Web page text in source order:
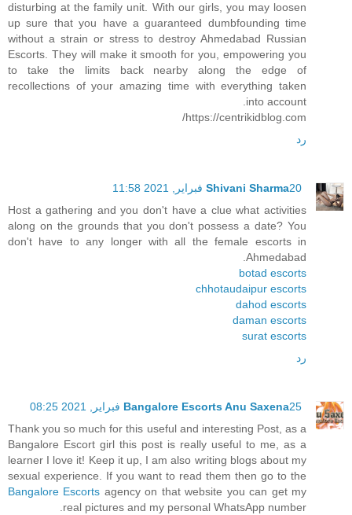
disturbing at the family unit. With our girls, you may loosen
up sure that you have a guaranteed dumbfounding time
without a strain or stress to destroy Ahmedabad Russian
Escorts. They will make it smooth for you, empowering you
to take the limits back nearby along the edge of
recollections of your amazing time with everything taken
into account.
https://centrikidblog.com/
رد
Shivani Sharma20 فبراير, 2021 11:58
Host a gathering and you don't have a clue what activities
along on the grounds that you don't possess a date? You
don't have to any longer with all the female escorts in
Ahmedabad.
botad escorts
chhotaudaipur escorts
dahod escorts
daman escorts
surat escorts
رد
Bangalore Escorts Anu Saxena25 فبراير, 2021 08:25
Thank you so much for this useful and interesting Post, as a
Bangalore Escort girl this post is really useful to me, as a
learner I love it! Keep it up, I am also writing blogs about my
sexual experience. If you want to read them then go to the
Bangalore Escorts agency on that website you can get my
real pictures and my personal WhatsApp number.